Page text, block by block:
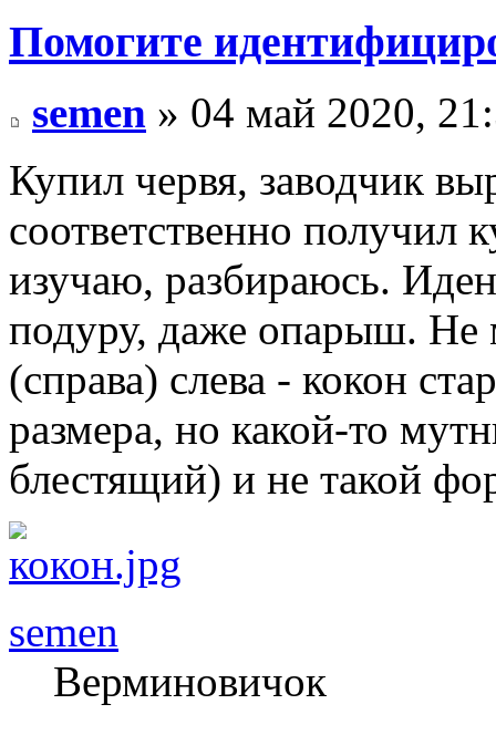
Помогите
semen » 04 май 2020,
Купил червя, заводчик
соответственно
изучаю, разбираюсь.
подуру, даже опарыш. Не
(справа) слева - кокон
размера, но какой-то
блестящий) и не такой
semen
Верминовичок